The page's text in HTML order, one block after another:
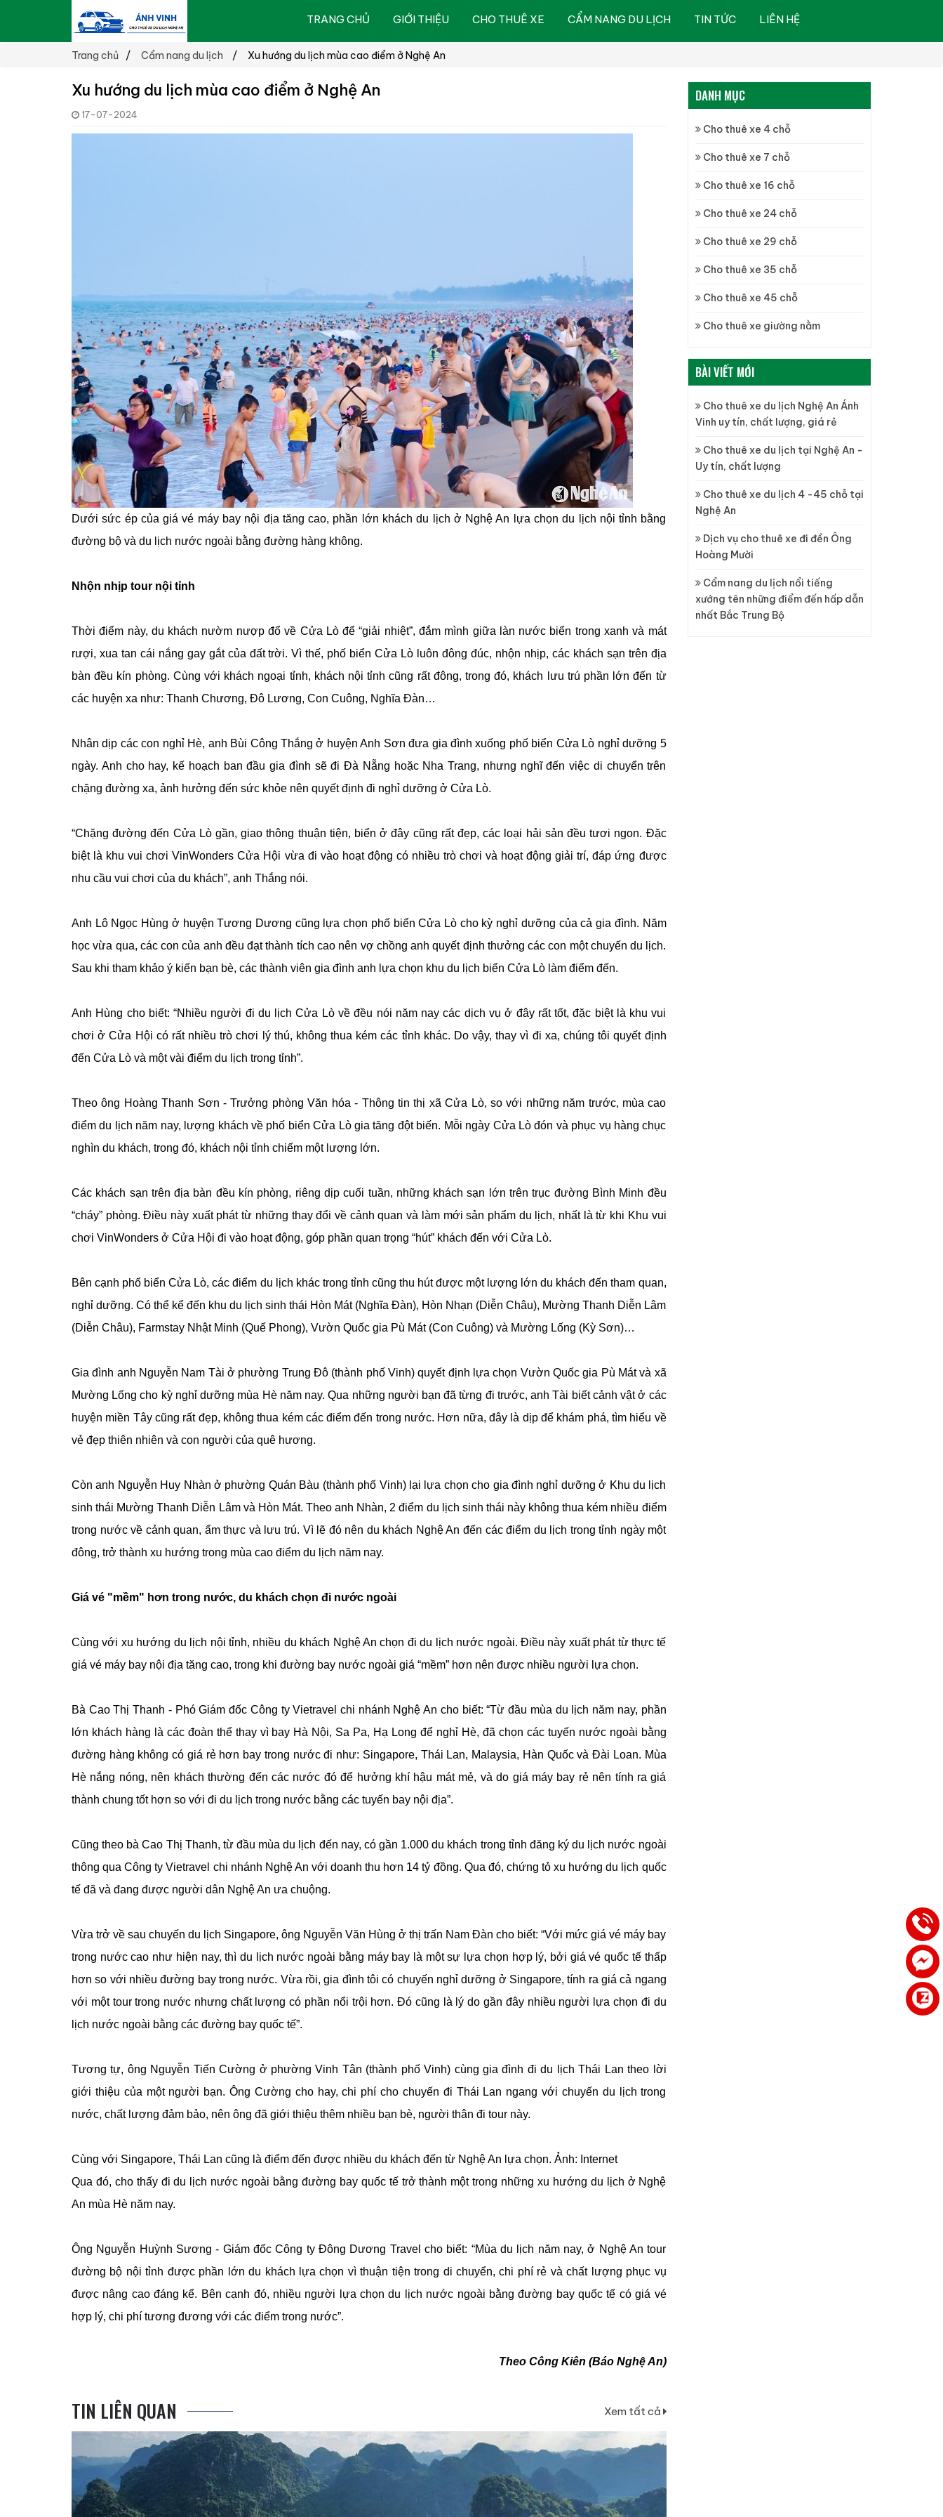
TRANG CHỦ GIỚI THIỆU CHO THUÊ XE CẨM NANG DU LỊCH TIN TỨC LIÊN HỆ
Trang chủ Cẩm nang du lịch Xu hướng du lịch mùa cao điểm ở Nghệ An
Xu hướng du lịch mùa cao điểm ở Nghệ An
17-07-2024
Dưới sức ép của giá vé máy bay nội địa tăng cao, phần lớn khách du lịch ở Nghệ An lựa chọn du lịch nội tỉnh bằng
đường bộ và du lịch nước ngoài bằng đường hàng không.
Nhộn nhịp tour nội tỉnh
Thời điểm này, du khách nườm nượp đổ về Cửa Lò để “giải nhiệt”, đắm mình giữa làn nước biển trong xanh và mát
rượi, xua tan cái nắng gay gắt của đất trời. Vì thế, phố biển Cửa Lò luôn đông đúc, nhộn nhịp, các khách sạn trên địa
bàn đều kín phòng. Cùng với khách ngoại tỉnh, khách nội tỉnh cũng rất đông, trong đó, khách lưu trú phần lớn đến từ
các huyện xa như: Thanh Chương, Đô Lương, Con Cuông, Nghĩa Đàn…
Nhân dịp các con nghỉ Hè, anh Bùi Công Thắng ở huyện Anh Sơn đưa gia đình xuống phố biển Cửa Lò nghỉ dưỡng 5
ngày. Anh cho hay, kế hoạch ban đầu gia đình sẽ đi Đà Nẵng hoặc Nha Trang, nhưng nghĩ đến việc di chuyển trên
chặng đường xa, ảnh hưởng đến sức khỏe nên quyết định đi nghỉ dưỡng ở Cửa Lò.
“Chặng đường đến Cửa Lò gần, giao thông thuận tiện, biển ở đây cũng rất đẹp, các loại hải sản đều tươi ngon. Đặc
biệt là khu vui chơi VinWonders Cửa Hội vừa đi vào hoạt động có nhiều trò chơi và hoạt động giải trí, đáp ứng được
nhu cầu vui chơi của du khách”, anh Thắng nói.
Anh Lô Ngọc Hùng ở huyện Tương Dương cũng lựa chọn phố biển Cửa Lò cho kỳ nghỉ dưỡng của cả gia đình. Năm
học vừa qua, các con của anh đều đạt thành tích cao nên vợ chồng anh quyết định thưởng các con một chuyến du lịch.
Sau khi tham khảo ý kiến bạn bè, các thành viên gia đình anh lựa chọn khu du lịch biển Cửa Lò làm điểm đến.
Anh Hùng cho biết: “Nhiều người đi du lịch Cửa Lò về đều nói năm nay các dịch vụ ở đây rất tốt, đặc biệt là khu vui
chơi ở Cửa Hội có rất nhiều trò chơi lý thú, không thua kém các tỉnh khác. Do vậy, thay vì đi xa, chúng tôi quyết định
đến Cửa Lò và một vài điểm du lịch trong tỉnh”.
Theo ông Hoàng Thanh Sơn - Trưởng phòng Văn hóa - Thông tin thị xã Cửa Lò, so với những năm trước, mùa cao
điểm du lịch năm nay, lượng khách về phố biển Cửa Lò gia tăng đột biến. Mỗi ngày Cửa Lò đón và phục vụ hàng chục
nghìn du khách, trong đó, khách nội tỉnh chiếm một lượng lớn.
Các khách sạn trên địa bàn đều kín phòng, riêng dịp cuối tuần, những khách sạn lớn trên trục đường Bình Minh đều
“cháy” phòng. Điều này xuất phát từ những thay đổi về cảnh quan và làm mới sản phẩm du lịch, nhất là từ khi Khu vui
chơi VinWonders ở Cửa Hội đi vào hoạt động, góp phần quan trọng “hút” khách đến với Cửa Lò.
Bên cạnh phố biển Cửa Lò, các điểm du lịch khác trong tỉnh cũng thu hút được một lượng lớn du khách đến tham quan,
nghỉ dưỡng. Có thể kể đến khu du lịch sinh thái Hòn Mát (Nghĩa Đàn), Hòn Nhạn (Diễn Châu), Mường Thanh Diễn Lâm
(Diễn Châu), Farmstay Nhật Minh (Quế Phong), Vườn Quốc gia Pù Mát (Con Cuông) và Mường Lống (Kỳ Sơn)…
Gia đình anh Nguyễn Nam Tài ở phường Trung Đô (thành phố Vinh) quyết định lựa chọn Vườn Quốc gia Pù Mát và xã
Mường Lống cho kỳ nghỉ dưỡng mùa Hè năm nay. Qua những người bạn đã từng đi trước, anh Tài biết cảnh vật ở các
huyện miền Tây cũng rất đẹp, không thua kém các điểm đến trong nước. Hơn nữa, đây là dịp để khám phá, tìm hiểu về
vẻ đẹp thiên nhiên và con người của quê hương.
Còn anh Nguyễn Huy Nhàn ở phường Quán Bàu (thành phố Vinh) lại lựa chọn cho gia đình nghỉ dưỡng ở Khu du lịch
sinh thái Mường Thanh Diễn Lâm và Hòn Mát. Theo anh Nhàn, 2 điểm du lịch sinh thái này không thua kém nhiều điểm
trong nước về cảnh quan, ẩm thực và lưu trú. Vì lẽ đó nên du khách Nghệ An đến các điểm du lịch trong tỉnh ngày một
đông, trở thành xu hướng trong mùa cao điểm du lịch năm nay.
Giá vé "mềm" hơn trong nước, du khách chọn đi nước ngoài
Cùng với xu hướng du lịch nội tỉnh, nhiều du khách Nghệ An chọn đi du lịch nước ngoài. Điều này xuất phát từ thực tế
giá vé máy bay nội địa tăng cao, trong khi đường bay nước ngoài giá “mềm” hơn nên được nhiều người lựa chọn.
Bà Cao Thị Thanh - Phó Giám đốc Công ty Vietravel chi nhánh Nghệ An cho biết: “Từ đầu mùa du lịch năm nay, phần
lớn khách hàng là các đoàn thể thay vì bay Hà Nội, Sa Pa, Hạ Long để nghỉ Hè, đã chọn các tuyến nước ngoài bằng
đường hàng không có giá rẻ hơn bay trong nước đi như: Singapore, Thái Lan, Malaysia, Hàn Quốc và Đài Loan. Mùa
Hè nắng nóng, nên khách thường đến các nước đó để hưởng khí hậu mát mẻ, và do giá máy bay rẻ nên tính ra giá
thành chung tốt hơn so với đi du lịch trong nước bằng các tuyến bay nội địa”.
Cũng theo bà Cao Thị Thanh, từ đầu mùa du lịch đến nay, có gần 1.000 du khách trong tỉnh đăng ký du lịch nước ngoài
thông qua Công ty Vietravel chi nhánh Nghệ An với doanh thu hơn 14 tỷ đồng. Qua đó, chứng tỏ xu hướng du lịch quốc
tế đã và đang được người dân Nghệ An ưa chuộng.
Vừa trở về sau chuyến du lịch Singapore, ông Nguyễn Văn Hùng ở thị trấn Nam Đàn cho biết: “Với mức giá vé máy bay
trong nước cao như hiện nay, thì du lịch nước ngoài bằng máy bay là một sự lựa chọn hợp lý, bởi giá vé quốc tế thấp
hơn so với nhiều đường bay trong nước. Vừa rồi, gia đình tôi có chuyến nghỉ dưỡng ở Singapore, tính ra giá cả ngang
với một tour trong nước nhưng chất lượng có phần nổi trội hơn. Đó cũng là lý do gần đây nhiều người lựa chọn đi du
lịch nước ngoài bằng các đường bay quốc tế”.
Tương tự, ông Nguyễn Tiến Cường ở phường Vinh Tân (thành phố Vinh) cùng gia đình đi du lịch Thái Lan theo lời
giới thiệu của một người bạn. Ông Cường cho hay, chi phí cho chuyến đi Thái Lan ngang với chuyến du lịch trong
nước, chất lượng đảm bảo, nên ông đã giới thiệu thêm nhiều bạn bè, người thân đi tour này.
Cùng với Singapore, Thái Lan cũng là điểm đến được nhiều du khách đến từ Nghệ An lựa chọn. Ảnh: Internet
Qua đó, cho thấy đi du lịch nước ngoài bằng đường bay quốc tế trở thành một trong những xu hướng du lịch ở Nghệ
An mùa Hè năm nay.
Ông Nguyễn Huỳnh Sương - Giám đốc Công ty Đông Dương Travel cho biết: “Mùa du lịch năm nay, ở Nghệ An tour
đường bộ nội tỉnh được phần lớn du khách lựa chọn vì thuận tiện trong di chuyển, chi phí rẻ và chất lượng phục vụ
được nâng cao đáng kể. Bên cạnh đó, nhiều người lựa chọn du lịch nước ngoài bằng đường bay quốc tế có giá vé
hợp lý, chi phí tương đương với các điểm trong nước”.
Theo Công Kiên (Báo Nghệ An)
TIN LIÊN QUAN Xem tất cả
DANH MỤC
Cho thuê xe 4 chỗ
Cho thuê xe 7 chỗ
Cho thuê xe 16 chỗ
Cho thuê xe 24 chỗ
Cho thuê xe 29 chỗ
Cho thuê xe 35 chỗ
Cho thuê xe 45 chỗ
Cho thuê xe giường nằm
BÀI VIẾT MỚI
Cho thuê xe du lịch Nghệ An Ánh
Vinh uy tín, chất lượng, giá rẻ
Cho thuê xe du lịch tại Nghệ An -
Uy tín, chất lượng
Cho thuê xe du lịch 4 -45 chỗ tại
Nghệ An
Dịch vụ cho thuê xe đi đền Ông
Hoàng Mười
Cẩm nang du lịch nổi tiếng
xướng tên những điểm đến hấp dẫn
nhất Bắc Trung Bộ